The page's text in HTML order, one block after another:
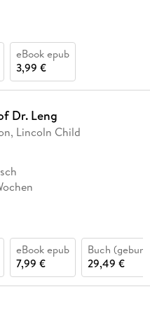
eBook epub
3,99 €
Dr. Leng
Lincoln Child
eBook epub
7,99 €
Buch
29,49 €